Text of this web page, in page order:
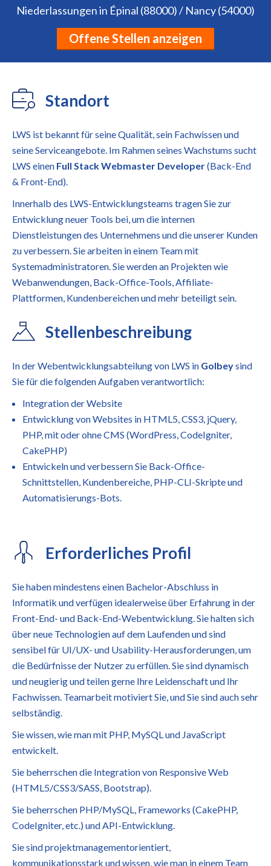
Niederlassungen in Épinal (88000) / Nancy (54000)
Offene Stellen anzeigen
Standort
LWS ist bekannt für seine Qualität, sein Fachwissen und
seine Serviceangebote. Im Rahmen seines Wachstums sucht
LWS einen Full Stack Webmaster Developer(Back-End
& Front-End).
Innerhalb des LWS-Entwicklungsteams tragen Sie zur
Entwicklung neuer Tools bei, um die internen
Dienstleistungen des Unternehmens und die unserer Kunden
zu verbessern. Sie arbeiten in einem Team mit
Systemadministratoren. Sie werden an Projekten wie
Webanwendungen, Back-Office-Tools, Affiliate-
Plattformen, Kundenbereichen und mehr beteiligt sein.
Stellenbeschreibung
In der Webentwicklungsabteilung von LWS in Golbeysind
Sie für die folgenden Aufgaben verantwortlich:
Integration der Website
Entwicklung von Websites in HTML5, CSS3, jQuery,
PHP, mit oder ohne CMS (WordPress, CodeIgniter,
CakePHP)
Entwickeln und verbessern Sie Back-Office-
Schnittstellen, Kundenbereiche, PHP-CLI-Skripte und
Automatisierungs-Bots.
Erforderliches Profil
Sie haben mindestens einen Bachelor-Abschluss in
Informatik und verfügen idealerweise über Erfahrung in der
Front-End- und Back-End-Webentwicklung. Sie halten sich
über neue Technologien auf dem Laufenden und sind
sensibel für UI/UX- und Usability-Herausforderungen, um
die Bedürfnisse der Nutzer zu erfüllen. Sie sind dynamisch
und neugierig und teilen gerne Ihre Leidenschaft und Ihr
Fachwissen. Teamarbeit motiviert Sie, und Sie sind auch sehr
selbständig.
Sie wissen, wie man mit PHP, MySQL und JavaScript
entwickelt.
Sie beherrschen die Integration von Responsive Web
(HTML5/CSS3/SASS, Bootstrap).
Sie beherrschen PHP/MySQL, Frameworks (CakePHP,
CodeIgniter, etc.) und API-Entwicklung.
Sie sind projektmanagementorientiert,
kommunikationsstark und wissen, wie man in einem Team